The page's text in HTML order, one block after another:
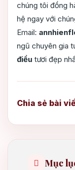
chúng tôi đồng
hệ ngay với
Email:
ngũ chuyên gia
điểu tươi đẹp
Chia sẻ bài
Mục